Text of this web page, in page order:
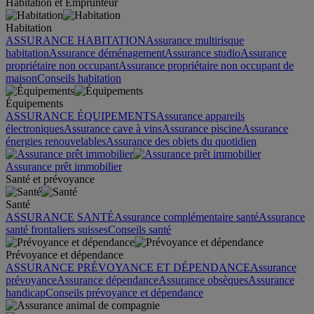
Habitation et Emprunteur
Habitation
ASSURANCE HABITATIONAssurance multirisque
habitationAssurance déménagementAssurance studioAssurance
propriétaire non occupantAssurance propriétaire non occupant de
maisonConseils habitation
Équipements
ASSURANCE ÉQUIPEMENTSAssurance appareils
électroniquesAssurance cave à vinsAssurance piscineAssurance
énergies renouvelablesAssurance des objets du quotidien
Assurance prêt immobilier
Santé et prévoyance
Santé
ASSURANCE SANTÉAssurance complémentaire santéAssurance
santé frontaliers suissesConseils santé
Prévoyance et dépendance
ASSURANCE PRÉVOYANCE ET DÉPENDANCEAssurance
prévoyanceAssurance dépendanceAssurance obsèquesAssurance
handicapConseils prévoyance et dépendance